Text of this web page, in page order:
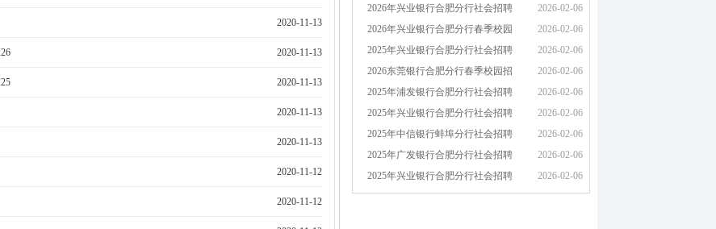
2026年兴业银行合肥分行社会招聘
2026-02-06
2026年兴业银行合肥分行春季校园
2026-02-06
2025年兴业银行合肥分行社会招聘
2026-02-06
2026东莞银行合肥分行春季校园招
2026-02-06
2025年浦发银行合肥分行社会招聘
2026-02-06
2025年兴业银行合肥分行社会招聘
2026-02-06
2025年中信银行蚌埠分行社会招聘
2026-02-06
2025年广发银行合肥分行社会招聘
2026-02-06
2025年兴业银行合肥分行社会招聘
2026-02-06
2020-11-13
2020-11-13
2020-11-13
2020-11-13
2020-11-13
2020-11-12
2020-11-12